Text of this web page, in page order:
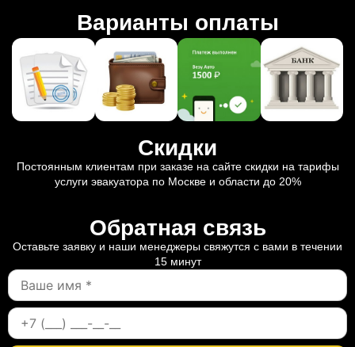
Варианты оплаты
Скидки
Постоянным клиентам при заказе на сайте скидки на тарифы
услуги эвакуатора по Москве и области до 20%
Обратная связь
Оставьте заявку и наши менеджеры свяжутся с вами в течении
15 минут